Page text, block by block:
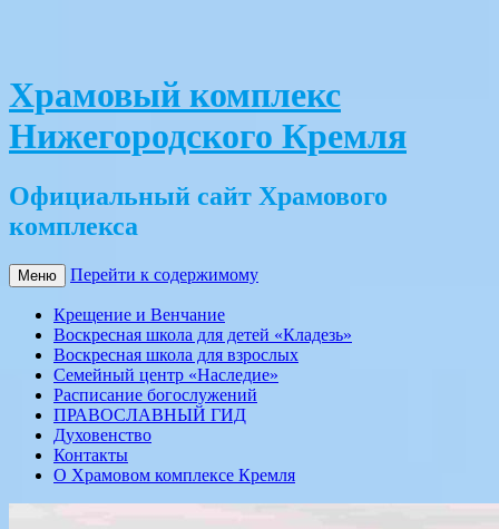
Храмовый комплекс
Нижегородского Кремля
Официальный сайт Храмового
комплекса
Меню Перейти к содержимому
Крещение и Венчание
Воскресная школа для детей «Кладезь»
Воскресная школа для взрослых
Семейный центр «Наследие»
Расписание богослужений
ПРАВОСЛАВНЫЙ ГИД
Духовенство
Контакты
О Храмовом комплексе Кремля